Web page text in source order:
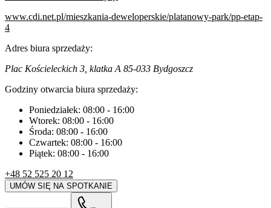
www.cdi.net.pl/mieszkania-deweloperskie/platanowy-park/pp-etap-
4
Adres biura sprzedaży:
Plac Kościeleckich 3, klatka A 85-033 Bydgoszcz
Godziny otwarcia biura sprzedaży:
Poniedziałek: 08:00 - 16:00
Wtorek: 08:00 - 16:00
Środa: 08:00 - 16:00
Czwartek: 08:00 - 16:00
Piątek: 08:00 - 16:00
+48 52 525 20 12
UMÓW SIĘ NA SPOTKANIE